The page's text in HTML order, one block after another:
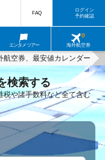
エンタメツアー 海外航空券
FAQ
ログイン
予約確認
航空券、最安値カレンダー
検索する
税や諸手数料など全て含む